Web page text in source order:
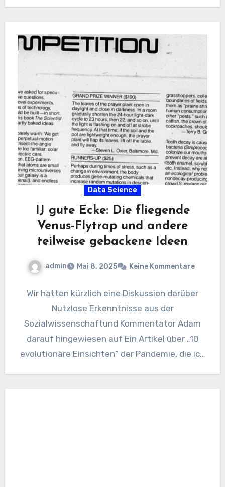
Data Science
IJ gute Ecke: Die fliegende
Venus-Flytrap und andere
teilweise gebackene Ideen
admin Mai 8, 2025 Keine Kommentare
Wir hatten kürzlich eine Diskussion darüber
Nutzlose Erkenntnisse aus der
Sozialwissenschaftund Kommentator Adam
darauf hingewiesen auf Ein Artikel über „10
evolutionäre Einsichten“ der Pandemie, die ich